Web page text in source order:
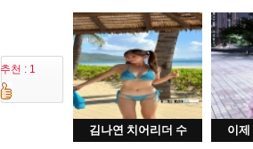
김나연 치어리더 수 이제
추천 : 1